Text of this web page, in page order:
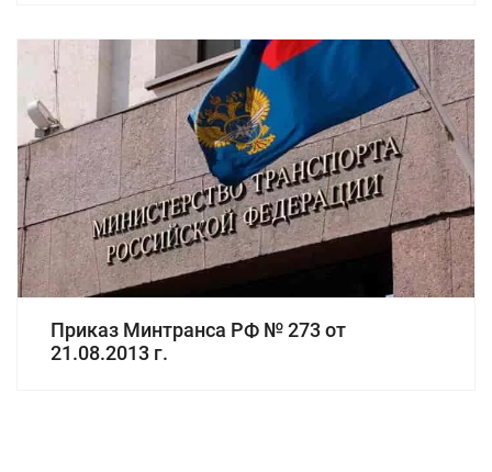
Приказ Минтранса РФ № 273 от
21.08.2013 г.